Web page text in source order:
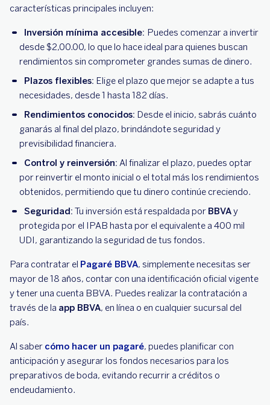
características principales incluyen:
Inversión mínima accesible: Puedes comenzar a invertir
desde $2,00.00, lo que lo hace ideal para quienes buscan
rendimientos sin comprometer grandes sumas de dinero.
Plazos flexibles: Elige el plazo que mejor se adapte a tus
necesidades, desde 1 hasta 182 días.
Rendimientos conocidos: Desde el inicio, sabrás cuánto
ganarás al final del plazo, brindándote seguridad y
previsibilidad financiera.
Control y reinversión: Al finalizar el plazo, puedes optar
por reinvertir el monto inicial o el total más los rendimientos
obtenidos, permitiendo que tu dinero continúe creciendo.
Seguridad: Tu inversión está respaldada por BBVAy
protegida por el IPAB hasta por el equivalente a 400 mil
UDI, garantizando la seguridad de tus fondos.
Para contratar el Pagaré BBVA, simplemente necesitas ser
mayor de 18 años, contar con una identificación oficial vigente
y tener una cuenta BBVA. Puedes realizar la contratación a
través de la app BBVA, en línea o en cualquier sucursal del
país.
Al saber cómo hacer un pagaré, puedes planificar con
anticipación y asegurar los fondos necesarios para los
preparativos de boda, evitando recurrir a créditos o
endeudamiento.